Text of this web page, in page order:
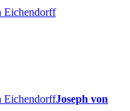
Joseph von